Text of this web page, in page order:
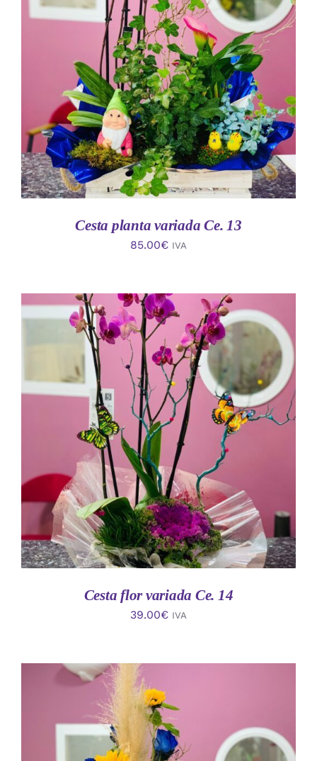
AÑADIR AL CARRITO
/
DETALLES
Cesta planta variada Ce. 13
85.00€ IVA
AÑADIR AL CARRITO
/
DETALLES
Cesta flor variada Ce. 14
39.00€ IVA